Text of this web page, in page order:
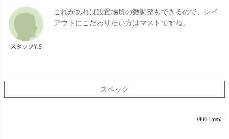
これがあれば設置場所の微調整もできるので、レイ
アウトにこだわりたい方はマストですね。
スペック